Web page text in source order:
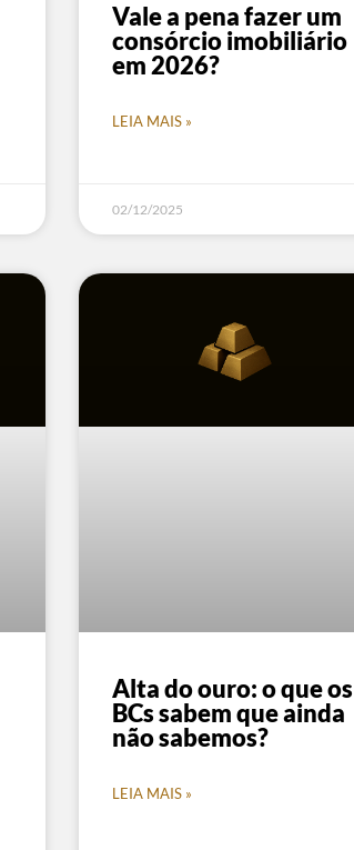
Vale a pena fazer um
consórcio imobiliário
em 2026?
LEIA MAIS »
02/12/2025
Alta do ouro: o que os
BCs sabem que ainda
não sabemos?
LEIA MAIS »